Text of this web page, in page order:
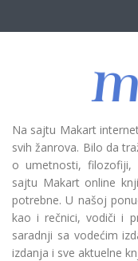
Na sajtu Makart
svih žanrova. Bilo da
o umetnosti, filozofiji,
sajtu Makart online
potrebne. U našoj
kao i rečnici, vodiči i
saradnji sa vodećim
izdanja i sve aktuelne